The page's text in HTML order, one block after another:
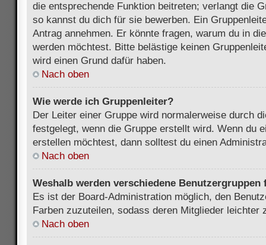
die entsprechende Funktion beitreten; verlangt die
so kannst du dich für sie bewerben. Ein
Antrag annehmen. Er könnte fragen, warum du in
werden möchtest. Bitte belästige keinen
wird einen Grund dafür haben.
Nach oben
Wie werde ich Gruppenleiter?
Der Leiter einer Gruppe wird normalerweise durch
festgelegt, wenn die Gruppe erstellt wird. Wenn du
erstellen möchtest, dann solltest du einen
Nach oben
Weshalb werden verschiedene
Es ist der Board-Administration möglich, den
Farben zuzuteilen, sodass deren Mitglieder leichter
Nach oben